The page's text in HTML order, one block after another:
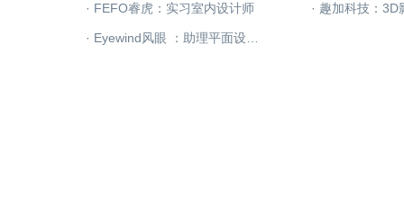
· FEFO睿虎：实习室内设计师 · 趣加科技：3D